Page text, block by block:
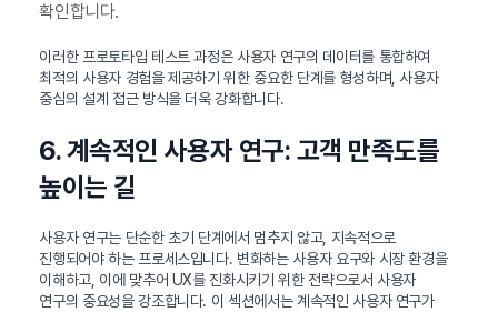
확인합니다.
이러한 프로토타입 테스트 과정은 사용자 연구의 데이터를 통합하여
최적의 사용자 경험을 제공하기 위한 중요한 단계를 형성하며, 사용자
중심의 설계 접근 방식을 더욱 강화합니다.
6. 계속적인 사용자 연구: 고객 만족도를
높이는 길
사용자 연구는 단순한 초기 단계에서 멈추지 않고, 지속적으로
진행되어야 하는 프로세스입니다. 변화하는 사용자 요구와 시장 환경을
이해하고, 이에 맞추어 UX를 진화시키기 위한 전략으로서 사용자
연구의 중요성을 강조합니다. 이 섹션에서는 계속적인 사용자 연구가